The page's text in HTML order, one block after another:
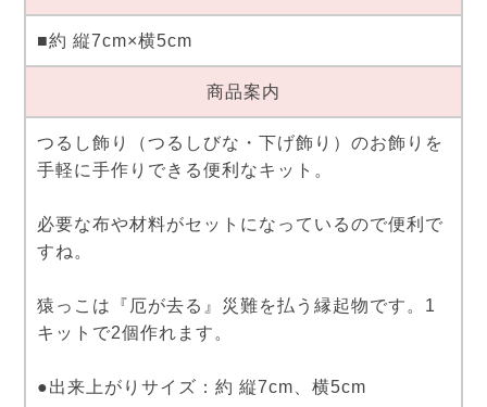
■約 縦7cm×横5cm
商品案内
つるし飾り（つるしびな・下げ飾り）のお飾りを
手軽に手作りできる便利なキット。
必要な布や材料がセットになっているので便利で
すね。
猿っこは『厄が去る』災難を払う縁起物です。1
キットで2個作れます。
●出来上がりサイズ：約 縦7cm、横5cm